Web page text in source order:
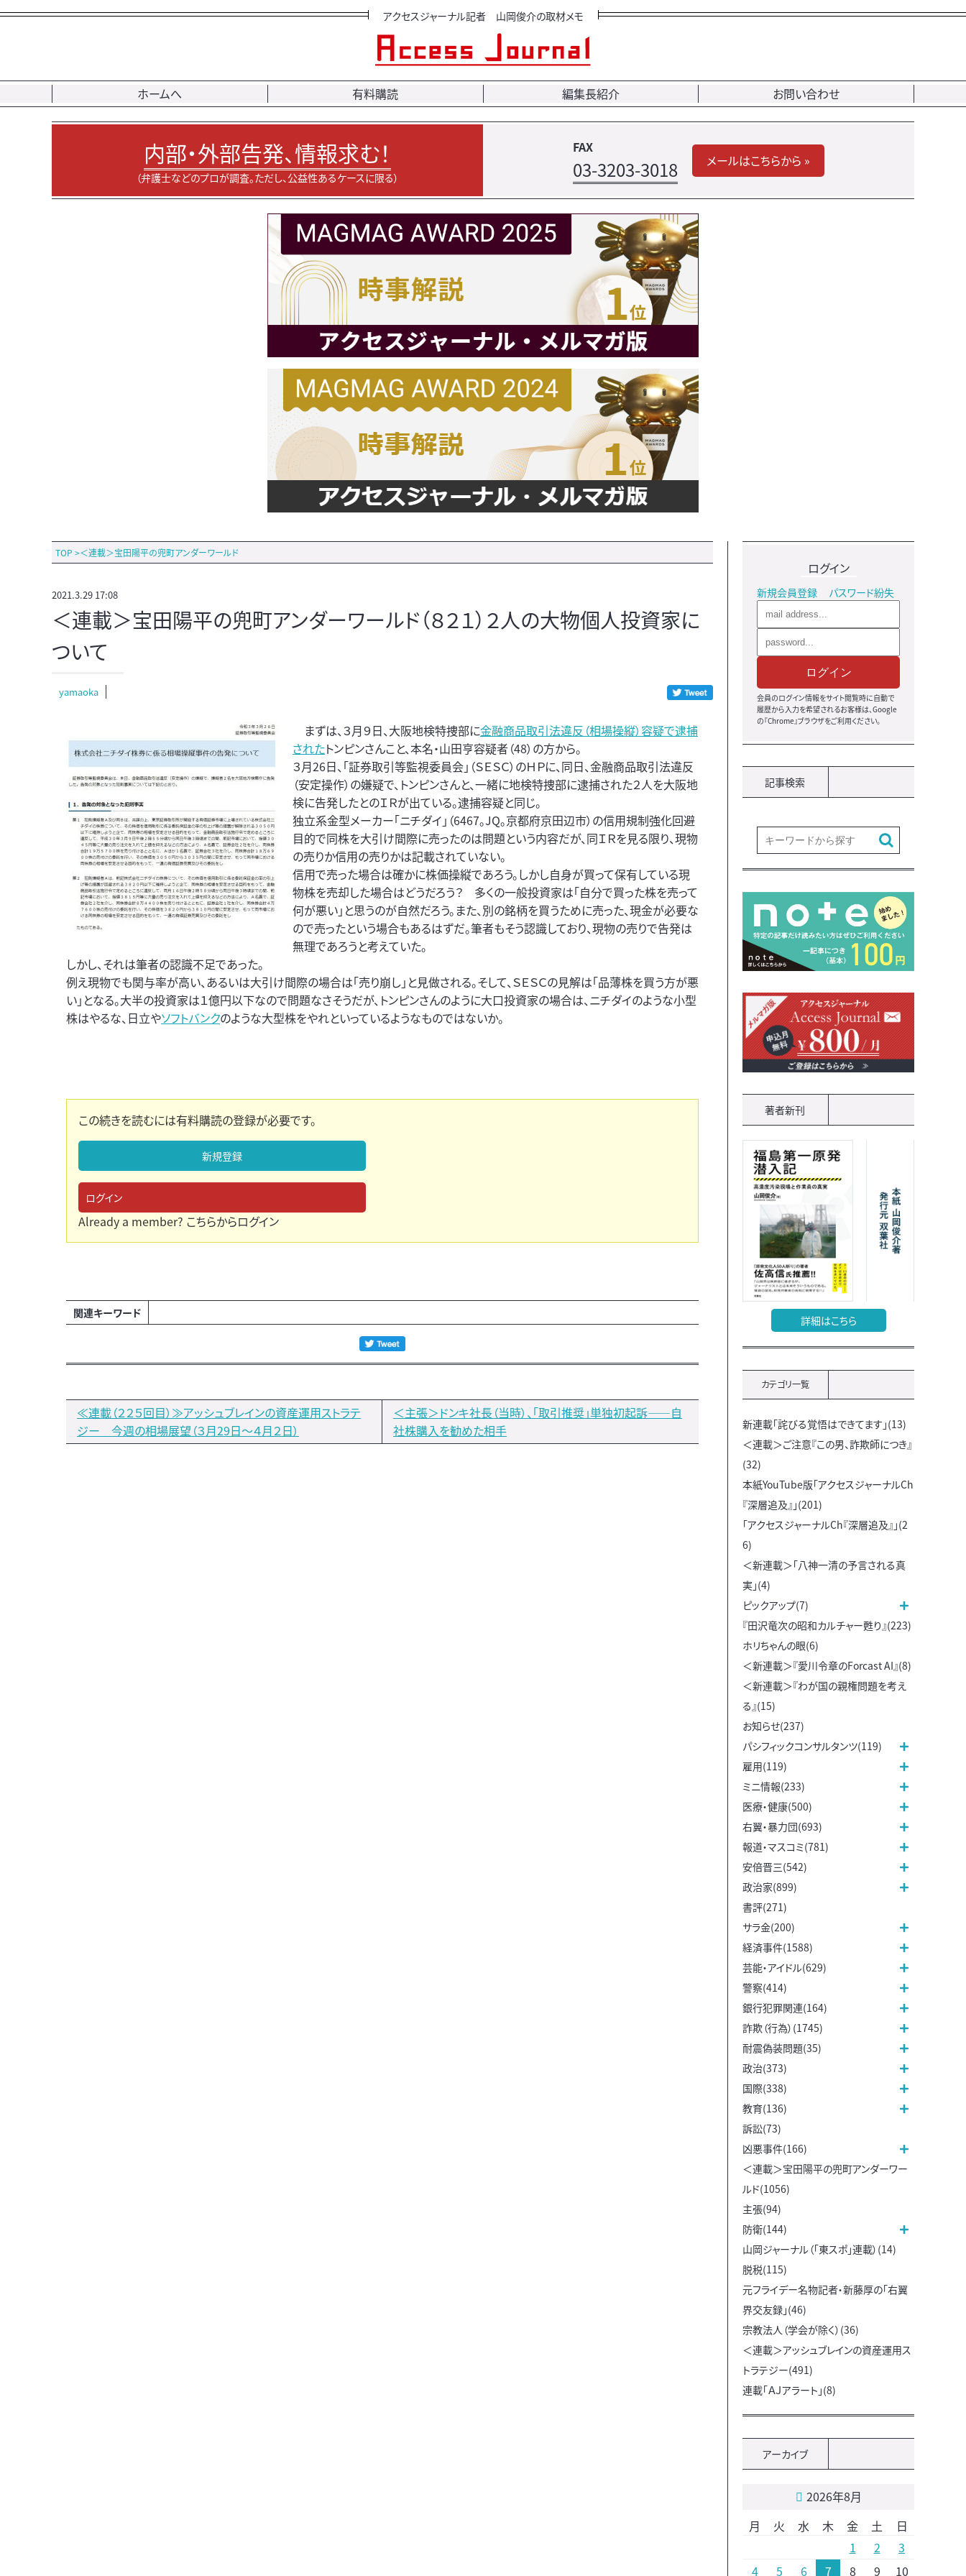
アクセスジャーナル記者 山岡俊介の取材メモ
ホームへ 有料購読 編集長紹介 お問い合わせ
内部・外部告発、情報求む！
（弁護士などのプロが調査。ただし、公益性あるケースに限る）
FAX
03-3203-3018 メールはこちらから »
TOP >＜連載＞宝田陽平の兜町アンダーワールド
2021.3.29 17:08
＜連載＞宝田陽平の兜町アンダーワールド（８２１）２人の大物個人投資家に
ついて
yamaoka
まずは、３月９日、大阪地検特捜部に金融商品取引法違反（相場操縦）容疑で逮捕
されたトンピンさんこと、本名・山田亨容疑者（48）の方から。
３月26日、「証券取引等監視委員会」（ＳＥＳＣ）のＨＰに、同日、金融商品取引法違反
（安定操作）の嫌疑で、トンピンさんと、一緒に地検特捜部に逮捕された２人を大阪地
検に告発したとのＩＲが出ている。逮捕容疑と同じ。
独立系金型メーカー「ニチダイ」（6467。JQ。京都府京田辺市）の信用規制強化回避
目的で同株を大引け間際に売ったのは問題という内容だが、同ＩＲを見る限り、現物
の売りか信用の売りかは記載されていない。
信用で売った場合は確かに株価操縦であろう。しかし自身が買って保有している現
物株を売却した場合はどうだろう？ 多くの一般投資家は「自分で買った株を売って
何が悪い」と思うのが自然だろう。また、別の銘柄を買うために売った、現金が必要な
ので売ったという場合もあるはずだ。筆者もそう認識しており、現物の売りで告発は
無理であろうと考えていた。
しかし、それは筆者の認識不足であった。
例え現物でも関与率が高い、あるいは大引け間際の場合は「売り崩し」と見做される。そして、ＳＥＳＣの見解は「品薄株を買う方が悪
い」となる。大半の投資家は１億円以下なので問題なさそうだが、トンピンさんのように大口投資家の場合は、ニチダイのような小型
株はやるな、日立やソフトバンクのような大型株をやれといっているようなものではないか。
この続きを読むには有料購読の登録が必要です。
新規登録
ログイン
Already a member? こちらからログイン
関連キーワード
≪連載（２２５回目）≫アッシュブレインの資産運用ストラテ
ジー 今週の相場展望（３月29日～４月２日）
＜主張＞ドンキ社長（当時）、「取引推奨」単独初起訴――自
社株購入を勧めた相手
ログイン
新規会員登録 パスワード紛失
ログイン
会員のログイン情報をサイト閲覧時に自動で
履歴から入力を希望されるお客様は、Google
の『Chrome』ブラウザをご利用ください。
記事検索
著者新刊
詳細はこちら
カテゴリ一覧
新連載「詫びる覚悟はできてます」(13)
＜連載＞ご注意『この男、詐欺師につき』
(32)
本紙YouTube版「アクセスジャーナルCh
『深層追及』」(201)
「アクセスジャーナルCh『深層追及』」(2
6)
＜新連載＞「八神一清の予言される真
実」(4)
ピックアップ(7)
『田沢竜次の昭和カルチャー甦り』(223)
ホリちゃんの眼(6)
＜新連載＞『愛川令章のForcast AI』(8)
＜新連載＞『わが国の親権問題を考え
る』(15)
お知らせ(237)
パシフィックコンサルタンツ(119)
雇用(119)
ミニ情報(233)
医療・健康(500)
右翼・暴力団(693)
報道・マスコミ(781)
安倍晋三(542)
政治家(899)
書評(271)
サラ金(200)
経済事件(1588)
芸能・アイドル(629)
警察(414)
銀行犯罪関連(164)
詐欺（行為）(1745)
耐震偽装問題(35)
政治(373)
国際(338)
教育(136)
訴訟(73)
凶悪事件(166)
＜連載＞宝田陽平の兜町アンダーワー
ルド(1056)
主張(94)
防衛(144)
山岡ジャーナル（「東スポ」連載）(14)
脱税(115)
元フライデー名物記者・新藤厚の「右翼
界交友録」(46)
宗教法人（学会が除く）(36)
＜連載＞アッシュブレインの資産運用ス
トラテジー(491)
連載「ＡＪアラート」(8)
アーカイブ
2026年8月
月
火 水 木 金 土
日
1
2
3
4
5 6 7 8 9 10